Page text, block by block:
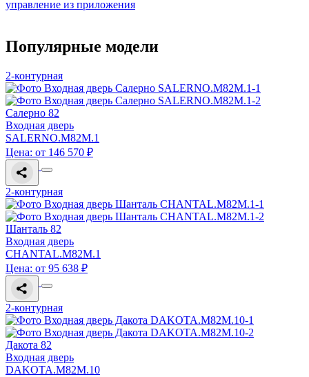
управление из приложения
Популярные модели
2-контурная
Салерно 82
Входная дверь
SALERNO.M82M.1
Цена: от 146 570 ₽
2-контурная
Шанталь 82
Входная дверь
CHANTAL.M82M.1
Цена: от 95 638 ₽
2-контурная
Дакота 82
Входная дверь
DAKOTA.M82M.10